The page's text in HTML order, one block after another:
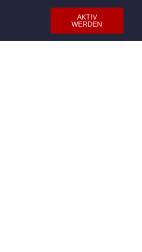
AKTIV
WERDEN